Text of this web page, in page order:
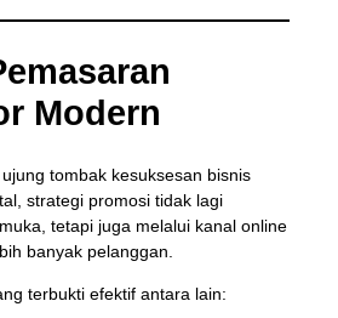
Modern
tombak kesuksesan bisnis
strategi promosi tidak lagi
tetapi juga melalui kanal online
banyak pelanggan.
terbukti efektif antara lain: